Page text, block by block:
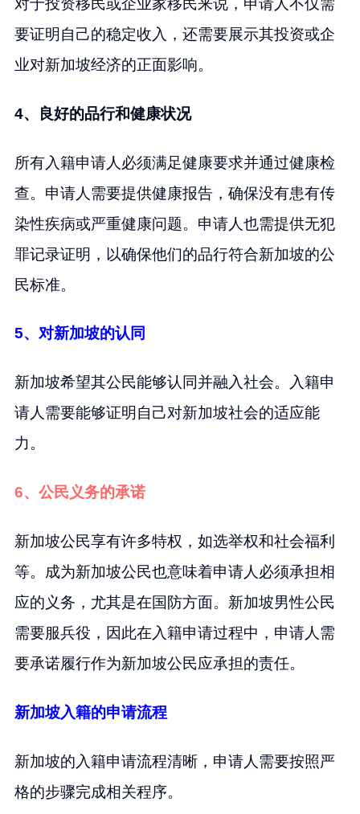
要证明自己的稳定收入，还需要展示其投资或企
业对新加坡经济的正面影响。
4、良好的品行和健康状况
所有入籍申请人必须满足健康要求并通过健康检
查。申请人需要提供健康报告，确保没有患有传
染性疾病或严重健康问题。申请人也需提供无犯
罪记录证明，以确保他们的品行符合新加坡的公
民标准。
5、对新加坡的认同
新加坡希望其公民能够认同并融入社会。入籍申
请人需要能够证明自己对新加坡社会的适应能
力。
6、公民义务的承诺
新加坡公民享有许多特权，如选举权和社会福利
等。成为新加坡公民也意味着申请人必须承担相
应的义务，尤其是在国防方面。新加坡男性公民
需要服兵役，因此在入籍申请过程中，申请人需
要承诺履行作为新加坡公民应承担的责任。
新加坡入籍的申请流程
新加坡的入籍申请流程清晰，申请人需要按照严
格的步骤完成相关程序。